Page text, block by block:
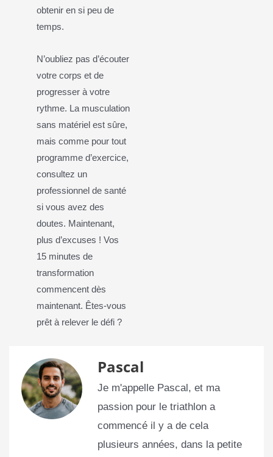
obtenir en si peu de
temps.
N’oubliez pas d’écouter
votre corps et de
progresser à votre
rythme. La musculation
sans matériel est sûre,
mais comme pour tout
programme d’exercice,
consultez un
professionnel de santé
si vous avez des
doutes. Maintenant,
plus d’excuses ! Vos
15 minutes de
transformation
commencent dès
maintenant. Êtes-vous
prêt à relever le défi ?
Pascal
Je m'appelle Pascal, et ma
passion pour le triathlon a
commencé il y a de cela
plusieurs années, dans la petite